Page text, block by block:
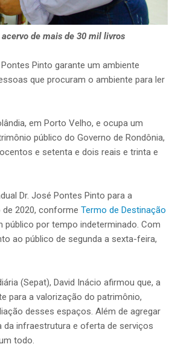
de mais de 30 mil livros
Pinto garante um ambiente
que procuram o ambiente para ler
em Porto Velho, e ocupa um
público do Governo de Rondônia,
e setenta e dois reais e trinta e
Dr. José Pontes Pinto para a
de 2020, conforme Termo de Destinação
por tempo indeterminado. Com
ao público de segunda a sexta-feira,
(Sepat), David Inácio afirmou que, a
para a valorização do patrimônio,
desses espaços. Além de agregar
da infraestrutura e oferta de serviços
todo.